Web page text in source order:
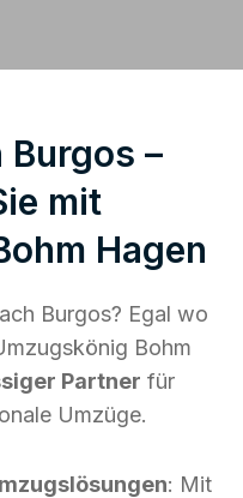
Burgos –
mit
Hagen
Burgos? Egal wo
Bohm
Partner für
Umzüge.
: Mit